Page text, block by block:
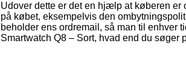
Udover dette er det en hjælp at køberen
på købet, eksempelvis den
beholder ens ordremail, så man til enhver
Smartwatch Q8 – Sort, hvad end du søger